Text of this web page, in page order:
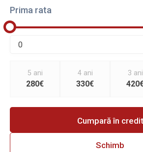
Prima rata
5 ani
280€
4 ani
330€
3 ani
Cumpară în credit
Schimb